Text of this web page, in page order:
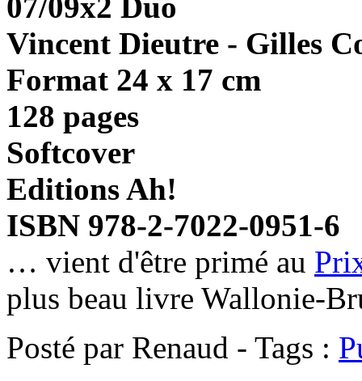
Vincent Dieutre - Gilles
Format 24 x 17 cm
128 pages
Softcover
Editions Ah!
ISBN 978-2-7022-0951-6
… vient d'être primé au
plus beau livre Wallonie-
Posté par Renaud - Tags :